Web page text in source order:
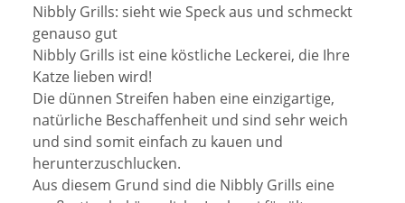
Nibbly Grills: sieht wie Speck aus und schmeckt
genauso gut
Nibbly Grills ist eine köstliche Leckerei, die Ihre
Katze lieben wird!
Die dünnen Streifen haben eine einzigartige,
natürliche Beschaffenheit und sind sehr weich
und sind somit einfach zu kauen und
herunterzuschlucken.
Aus diesem Grund sind die Nibbly Grills eine